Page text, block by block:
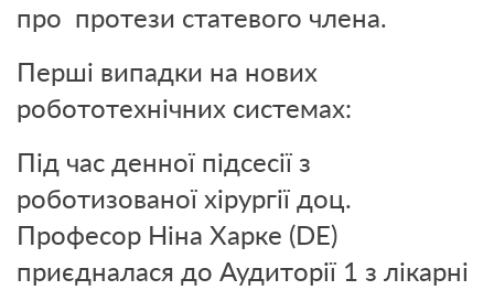
про протези статевого члена.
Перші випадки на нових
робототехнічних системах:
Під час денної підсесії з
роботизованої хірургії доц.
Професор Ніна Харке (DE)
приєдналася до Аудиторії 1 з лікарні